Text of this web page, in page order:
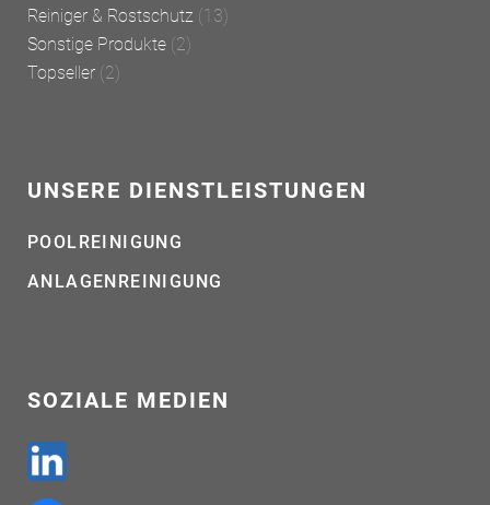
Reiniger & Rostschutz (13)
Sonstige Produkte (2)
Topseller (2)
UNSERE DIENSTLEISTUNGEN
POOLREINIGUNG
ANLAGENREINIGUNG
SOZIALE MEDIEN